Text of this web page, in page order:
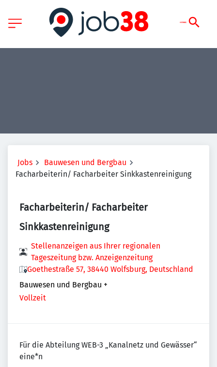
Jobs
Bauwesen und Bergbau
Facharbeiterin/ Facharbeiter Sinkkastenreinigung
Facharbeiterin/ Facharbeiter
Sinkkastenreinigung
Stellenanzeigen aus Ihrer regionalen
Tageszeitung bzw. Anzeigenzeitung
Goethestraße 57, 38440 Wolfsburg, Deutschland
Bauwesen und Bergbau +
Vollzeit
Für die Abteilung WEB-3 „Kanalnetz und Gewässer“
eine*n